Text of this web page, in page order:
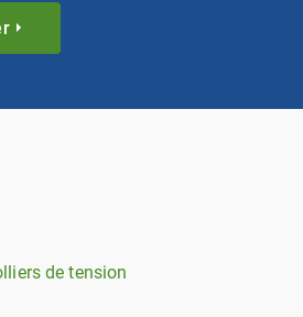
de tension